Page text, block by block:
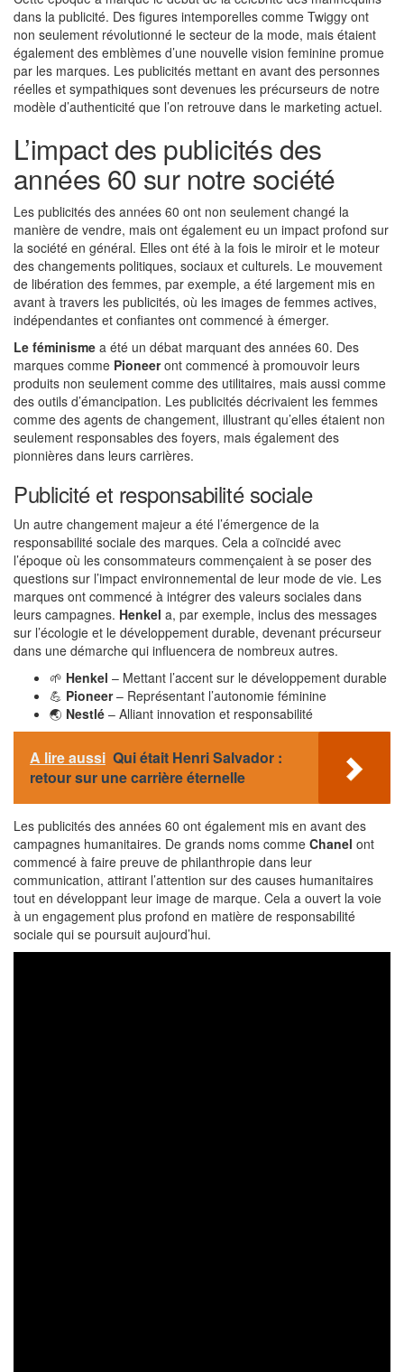
dans la publicité. Des figures intemporelles comme Twiggy ont
non seulement révolutionné le secteur de la mode, mais étaient
également des emblèmes d’une nouvelle vision feminine promue
par les marques. Les publicités mettant en avant des personnes
réelles et sympathiques sont devenues les précurseurs de notre
modèle d’authenticité que l’on retrouve dans le marketing actuel.
L’impact des publicités des
années 60 sur notre société
Les publicités des années 60 ont non seulement changé la
manière de vendre, mais ont également eu un impact profond sur
la société en général. Elles ont été à la fois le miroir et le moteur
des changements politiques, sociaux et culturels. Le mouvement
de libération des femmes, par exemple, a été largement mis en
avant à travers les publicités, où les images de femmes actives,
indépendantes et confiantes ont commencé à émerger.
Le féminisme a été un débat marquant des années 60. Des
marques comme Pioneeront commencé à promouvoir leurs
produits non seulement comme des utilitaires, mais aussi comme
des outils d’émancipation. Les publicités décrivaient les femmes
comme des agents de changement, illustrant qu’elles étaient non
seulement responsables des foyers, mais également des
pionnières dans leurs carrières.
Publicité et responsabilité sociale
Un autre changement majeur a été l’émergence de la
responsabilité sociale des marques. Cela a coïncidé avec
l’époque où les consommateurs commençaient à se poser des
questions sur l’impact environnemental de leur mode de vie. Les
marques ont commencé à intégrer des valeurs sociales dans
leurs campagnes. Henkel a, par exemple, inclus des messages
sur l’écologie et le développement durable, devenant précurseur
dans une démarche qui influencera de nombreux autres.
🌱 Henkel – Mettant l’accent sur le développement durable
💪 Pioneer– Représentant l’autonomie féminine
🌏 Nestlé – Alliant innovation et responsabilité
A lire aussi Qui était Henri Salvador :
retour sur une carrière éternelle
Les publicités des années 60 ont également mis en avant des
campagnes humanitaires. De grands noms comme Chanel ont
commencé à faire preuve de philanthropie dans leur
communication, attirant l’attention sur des causes humanitaires
tout en développant leur image de marque. Cela a ouvert la voie
à un engagement plus profond en matière de responsabilité
sociale qui se poursuit aujourd’hui.